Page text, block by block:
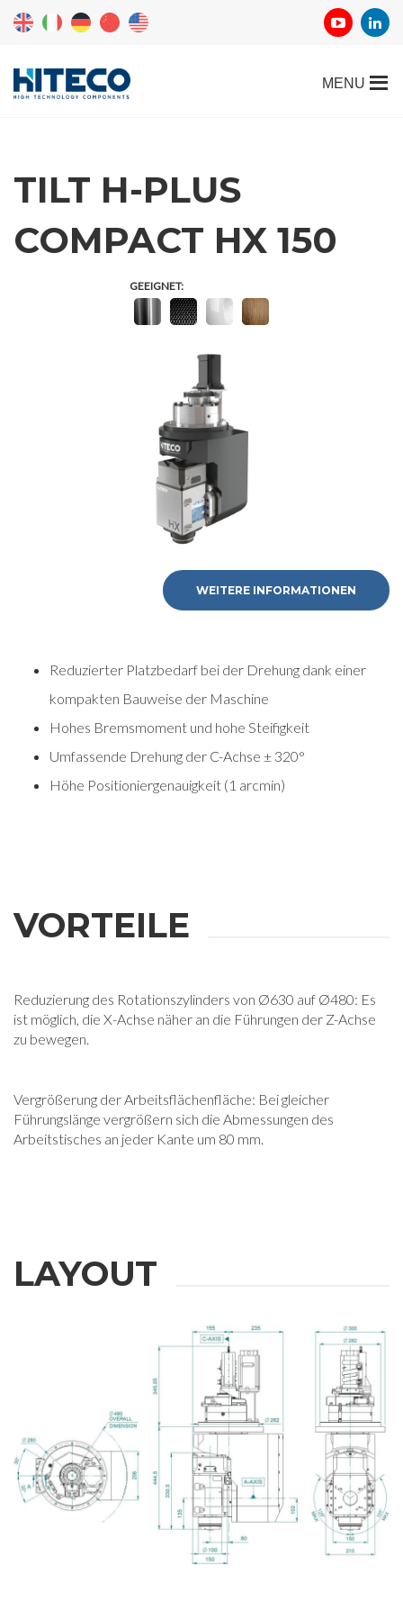
TILT H-PLUS
COMPACT HX 150
GEEIGNET:
WEITERE INFORMATIONEN
Reduzierter Platzbedarf bei der Drehung dank einer
kompakten Bauweise der Maschine
Hohes Bremsmoment und hohe Steifigkeit
Umfassende Drehung der C-Achse ± 320°
Höhe Positioniergenauigkeit (1 arcmin)
VORTEILE
Reduzierung des Rotationszylinders von Ø630 auf Ø480: Es
ist möglich, die X-Achse näher an die Führungen der Z-Achse
zu bewegen.
Vergrößerung der Arbeitsflächenfläche: Bei gleicher
Führungslänge vergrößern sich die Abmessungen des
Arbeitstisches an jeder Kante um 80 mm.
LAYOUT